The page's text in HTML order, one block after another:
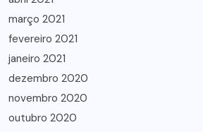
março 2021
fevereiro 2021
janeiro 2021
dezembro 2020
novembro 2020
outubro 2020